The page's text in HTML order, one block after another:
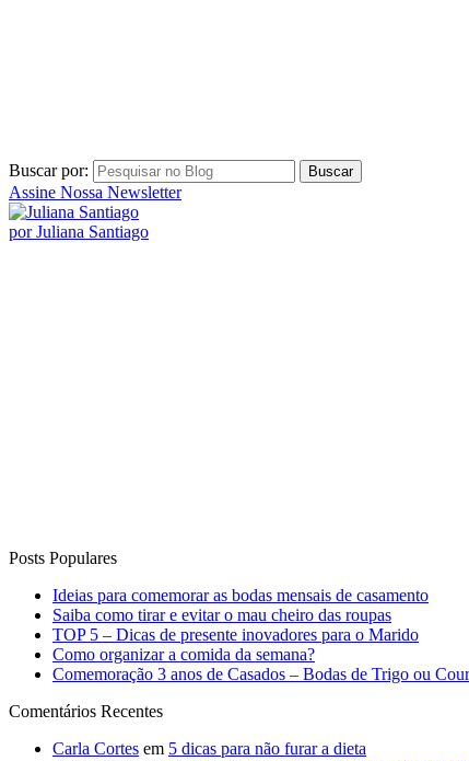
Buscar por:
Assine Nossa Newsletter
por Juliana Santiago
Posts Populares
Ideias para comemorar as bodas mensais de casamento
Saiba como tirar e evitar o mau cheiro das roupas
TOP 5 – Dicas de presente inovadores para o Marido
Como organizar a comida da semana?
Comemoração 3 anos de Casados – Bodas de Trigo ou
Comentários Recentes
Carla Cortes em 5 dicas para não furar a dieta